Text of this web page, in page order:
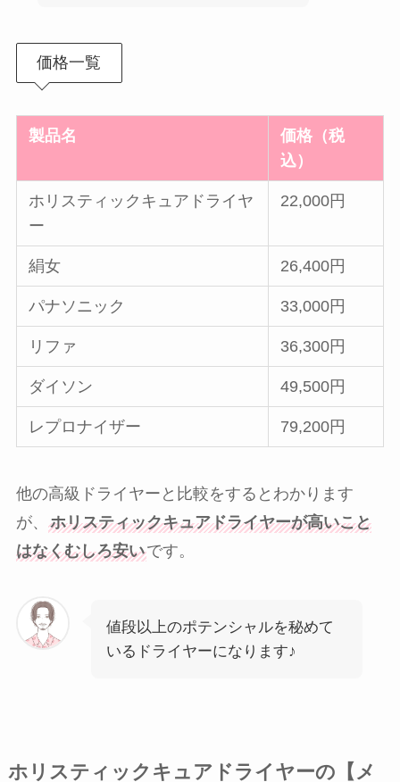
価格一覧
製品名
価格（税
込）
ホリスティックキュアドライヤ
ー
22,000円
絹女 26,400円
パナソニック 33,000円
リファ 36,300円
ダイソン 49,500円
レプロナイザー 79,200円
他の高級ドライヤーと比較をするとわかります
が、 ホリスティックキュアドライヤーが高いこと
はなくむしろ安いです。
値段以上のポテンシャルを秘めて
いるドライヤーになります♪
ホリスティックキュアドライヤーの【メ